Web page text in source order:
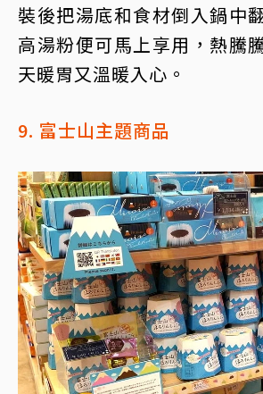
裝後把湯底和食材倒入鍋中
高湯粉便可馬上享用，熱騰
天暖胃又溫暖入心。
9. 富士山主題商品